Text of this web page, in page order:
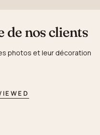
de nos clients
photos et leur décoration